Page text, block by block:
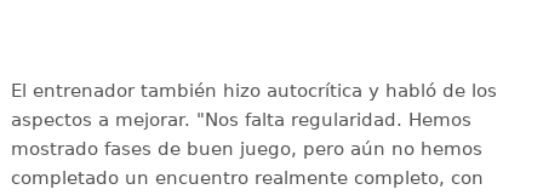
El entrenador también hizo autocrítica y habló de los
aspectos a mejorar. "Nos falta regularidad. Hemos
mostrado fases de buen juego, pero aún no hemos
completado un encuentro realmente completo, con